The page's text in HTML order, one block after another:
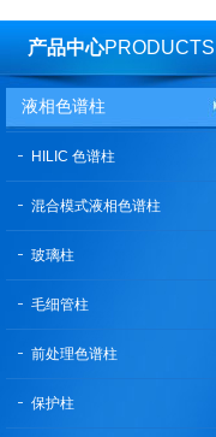
产品中心PRODUCTS
液相色谱柱
HILIC 色谱柱
混合模式液相色谱柱
玻璃柱
毛细管柱
前处理色谱柱
保护柱